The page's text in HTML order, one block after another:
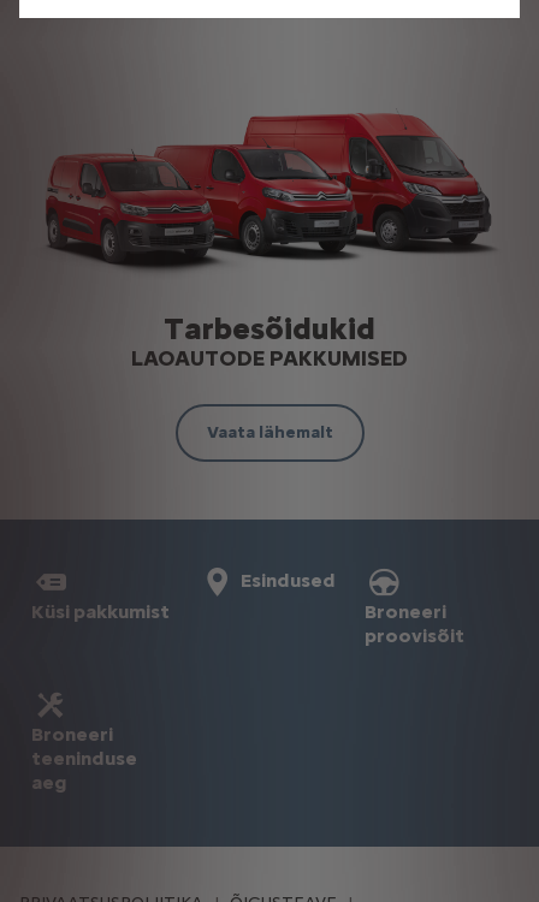
Tarbesõidukid
LAOAUTODE PAKKUMISED
Vaata lähemalt
Küsi pakkumist
Esindused
Broneeri
proovisõit
Broneeri
teeninduse
aeg